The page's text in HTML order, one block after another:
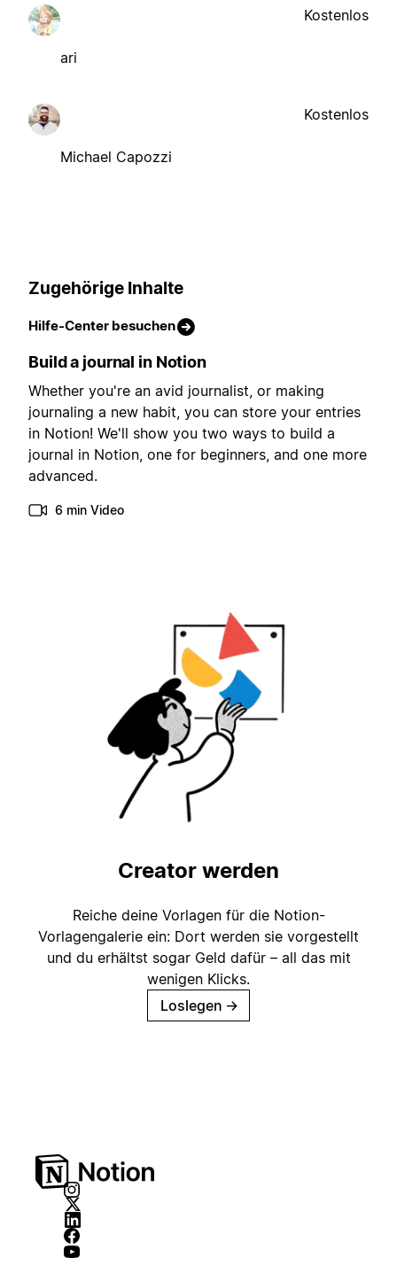
ari
Kostenlos
Michael Capozzi
Kostenlos
Zugehörige Inhalte
Hilfe-Center besuchen
Build a journal in Notion
Whether you're an avid journalist, or making
journaling a new habit, you can store your entries
in Notion! We'll show you two ways to build a
journal in Notion, one for beginners, and one more
advanced.
6 min Video
Creator werden
Reiche deine Vorlagen für die Notion-
Vorlagengalerie ein: Dort werden sie vorgestellt
und du erhältst sogar Geld dafür – all das mit
wenigen Klicks.
Loslegen →